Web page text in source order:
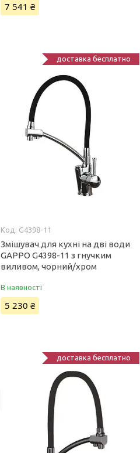
7 541 ₴
доставка бесплатно
G4398-11
Змішувач для кухні на дві води
GAPPO G4398-11 з гнучким
виливом, чорний/хром
В наявності
5 230 ₴
доставка бесплатно